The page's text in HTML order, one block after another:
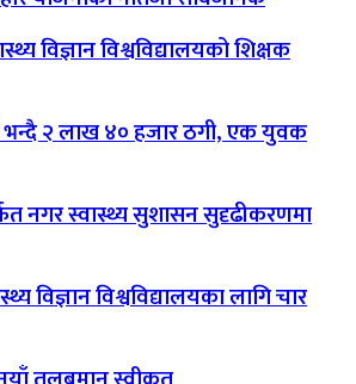
विज्ञान विश्वविद्यालयको शिक्षक
भन्दै २ लाख ४० हजार ठगी, एक युवक
नगर स्वास्थ्य सुशासन सुदृढीकरणमा
विज्ञान विश्वविद्यालयका लागि चार